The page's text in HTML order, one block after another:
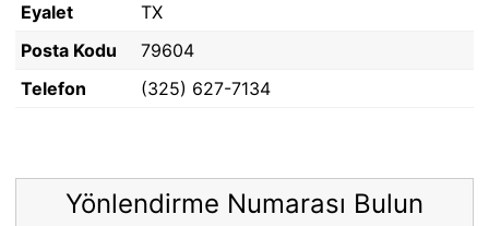
Eyalet
TX
Posta Kodu
79604
Telefon
(325) 627-7134
Yönlendirme Numarası Bulun